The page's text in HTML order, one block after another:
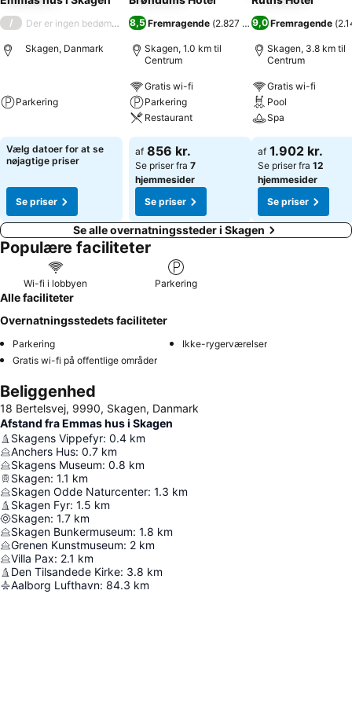
/ Der er ingen bedømmelse
Skagen, Danmark
Parkering
Vælg datoer for at se
nøjagtige priser
Se priser
8,5 Fremragende (2.827 bedømmelser)
Skagen, 1.0 km til
Centrum
Gratis wi-fi
Parkering
Restaurant
af 856 kr.
Se priser fra 7
hjemmesider
Se priser
9,0 Fremragende (
Skagen, 3.8 km til
Centrum
Gratis wi-fi
Pool
Spa
af 1.902 kr.
Se priser fra 12
hjemmesider
Se priser
Se alle overnatningssteder i Skagen
Populære faciliteter
Wi-fi i lobbyen Parkering
Alle faciliteter
Overnatningsstedets faciliteter
Parkering
Ikke-rygerværelser
Gratis wi-fi på offentlige områder
Beliggenhed
18 Bertelsvej, 9990, Skagen, Danmark
Afstand fra Emmas hus i Skagen
Skagens Vippefyr: 0.4 km
Anchers Hus: 0.7 km
Skagens Museum: 0.8 km
Skagen: 1.1 km
Skagen Odde Naturcenter: 1.3 km
Skagen Fyr: 1.5 km
Skagen: 1.7 km
Skagen Bunkermuseum: 1.8 km
Grenen Kunstmuseum: 2 km
Villa Pax: 2.1 km
Den Tilsandede Kirke: 3.8 km
Aalborg Lufthavn: 84.3 km